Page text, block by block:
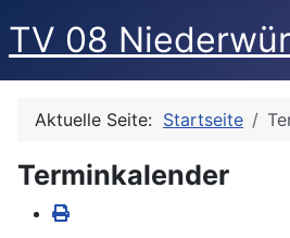
TV 08
Aktuelle Seite: Startseite
Terminkalender